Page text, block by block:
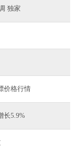
独家
价格行情
长5.9%